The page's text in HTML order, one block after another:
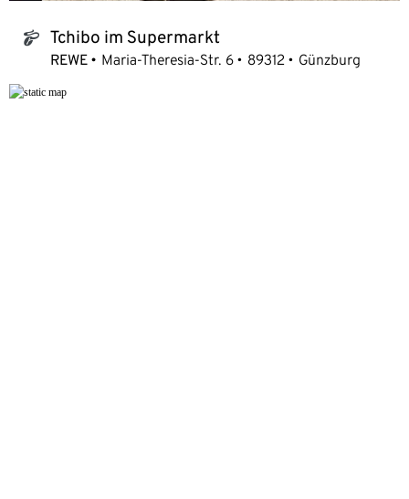
tchibo_logo Tchibo im Supermarkt
REWE Maria-Theresia-Str. 6 89312 Günzburg